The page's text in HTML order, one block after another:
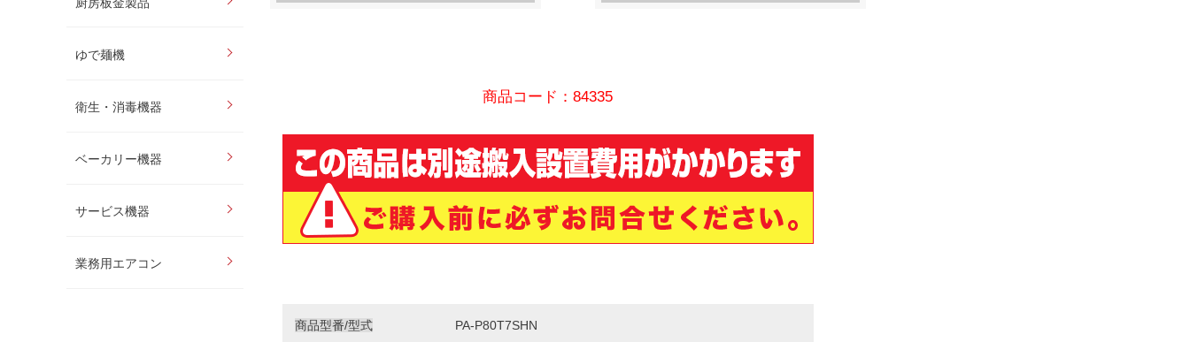
ゆで麺機
衛生・消毒機器
ベーカリー機器
サービス機器
業務用エアコン
商品コード：84335
商品型番/型式 PA-P80T7SHN